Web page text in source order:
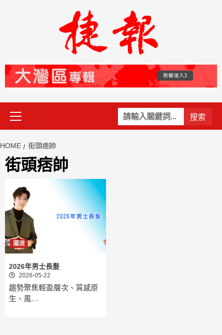
關
鍵
Primary
Menu
HOME 街頭痞帥
街頭痞帥
潮流
2026年男士長髮
2026-05-22
趨勢聚焦輕盈層次、質感原
生、風…